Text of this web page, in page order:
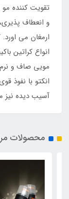
تقویت کننده
و انعطاف
انواع کراتین
مویی صاف و
انکتو با نفوذ
آسیب دیده نیز
محصولات